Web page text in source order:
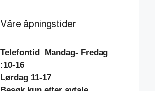
Våre åpningstider
Telefontid Mandag- Fredag
:10-16
Lørdag 11-17